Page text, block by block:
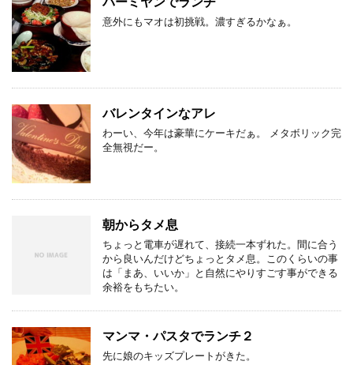
意外にもマオは初挑戦。濃すぎるかなぁ。
バレンタインなアレ
わーい、今年は豪華にケーキだぁ。 メタボリック完
全無視だー。
朝からタメ息
ちょっと電車が遅れて、接続一本ずれた。間に合う
から良いんだけどちょっとタメ息。このくらいの事
は「まあ、いいか」と自然にやりすごす事ができる
余裕をもちたい。
マンマ・パスタでランチ２
先に娘のキッズプレートがきた。